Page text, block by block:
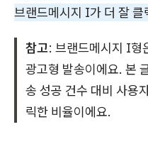
브랜드메시지 I가 더 잘
참고: 브랜드메시지 I형
광고형 발송이에요. 본
송 성공 건수 대비 사용
릭한 비율이에요.